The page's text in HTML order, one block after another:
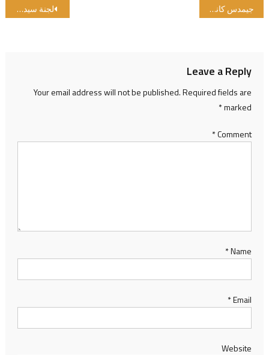
Post navigation لجنة سيدات جيمدس ينظمن برنامج افطار جديد جيمدس كانت حاضرة في سنغافورة
Leave a Reply
Your email address will not be published.Required fields are
marked
*
Comment
*
Name
*
Email
*
Website